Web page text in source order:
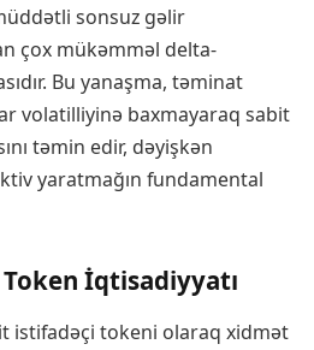
sonsuz gəlir
çox mükəmməl delta-
Bu yanaşma, təminat
volatilliyinə baxmayaraq sabit
təmin edir, dəyişkən
yaratmağın fundamental
İqtisadiyyatı
istifadəçi tokeni olaraq xidmət